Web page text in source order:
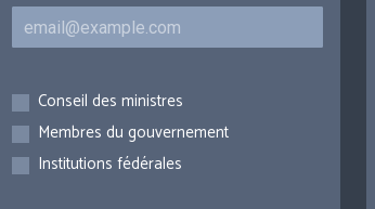
Courriel
Inscriptions
Conseil des ministres
Membres du gouvernement
Institutions fédérales